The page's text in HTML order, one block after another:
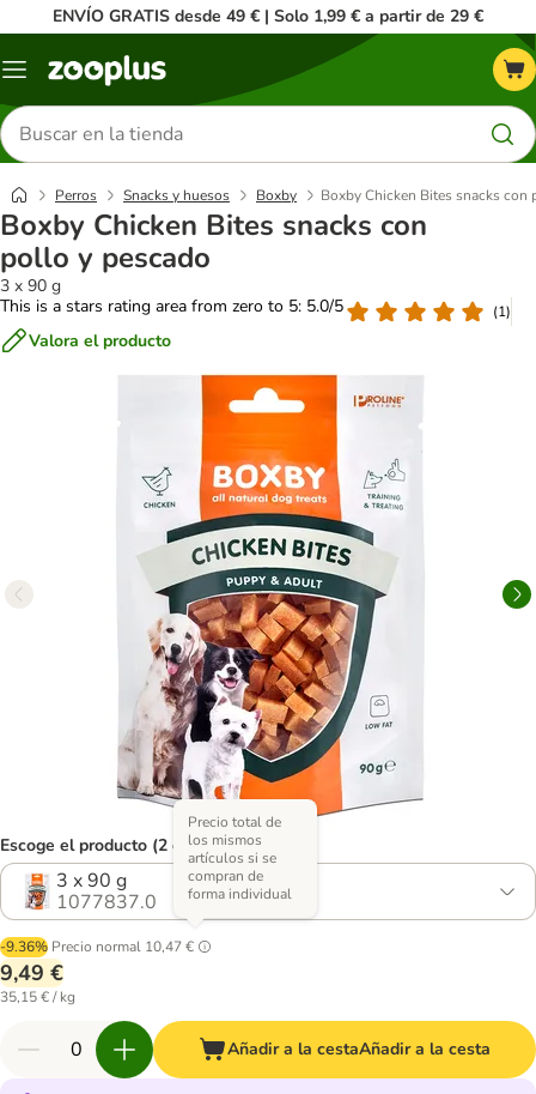
ENVÍO GRATIS desde 49 € | Solo 1,99 € a partir de 29 €
Menú
Buscar
productos
Perros Snacks y huesos Boxby Boxby Chicken Bites snacks con
Boxby Chicken Bites snacks con
pollo y pescado
3 x 90 g
This is a stars rating area from zero to 5: 5.0/5
(1)
Valora el producto
Escoge el producto (2 opciones)
3 x 90 g
1077837.0
-9.36% Precio normal 10,47 €
Precio total de
los mismos
artículos si se
compran de
forma individual
9,49 €
35,15 € / kg
Añadir a la cestaAñadir a la cesta